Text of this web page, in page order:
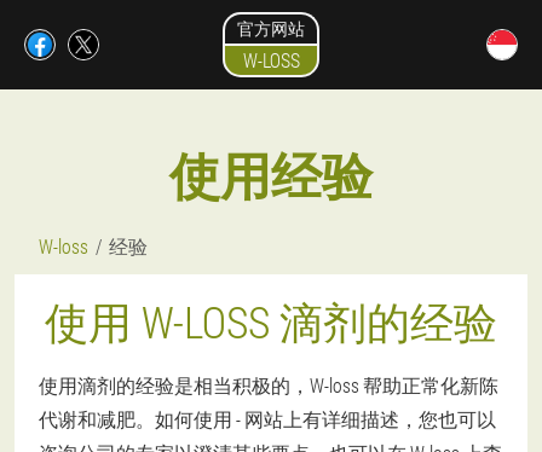
官方网站
W-LOSS
使用经验
W-loss 经验
使用 W-LOSS 滴剂的经验
使用滴剂的经验是相当积极的，W-loss 帮助正常化新陈
代谢和减肥。如何使用 - 网站上有详细描述，您也可以